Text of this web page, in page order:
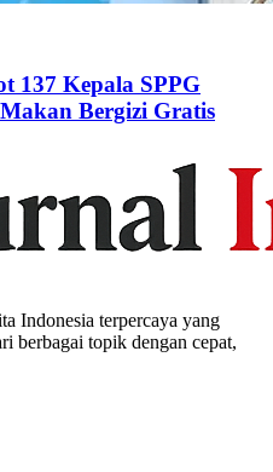
137 Kepala SPPG
Bergizi Gratis
Indonesia terpercaya yang
berbagai topik dengan cepat,